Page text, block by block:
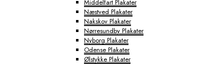
Middelfart Plakater
Næstved Plakater
Nakskov Plakater
Nørresundby Plakater
Nyborg Plakater
Odense Plakater
Ølstykke Plakater